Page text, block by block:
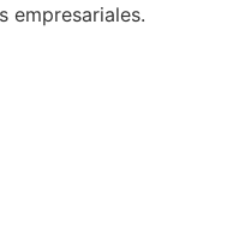
empresariales.